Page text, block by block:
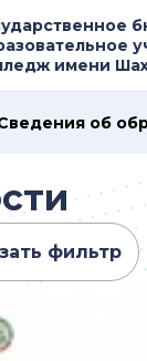
имени
об
фильтр